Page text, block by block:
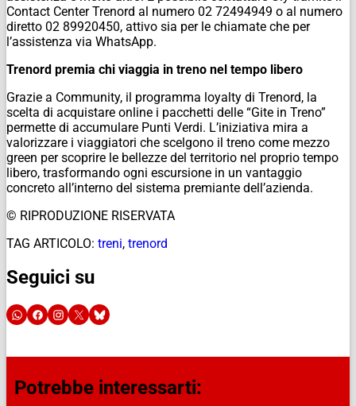
Contact Center Trenord al numero 02 72494949 o al numero
diretto 02 89920450, attivo sia per le chiamate che per
l’assistenza via WhatsApp.
Trenord premia chi viaggia in treno nel tempo libero
Grazie a Community, il programma loyalty di Trenord, la
scelta di acquistare online i pacchetti delle “Gite in Treno”
permette di accumulare Punti Verdi. L’iniziativa mira a
valorizzare i viaggiatori che scelgono il treno come mezzo
green per scoprire le bellezze del territorio nel proprio tempo
libero, trasformando ogni escursione in un vantaggio
concreto all’interno del sistema premiante dell’azienda.
© RIPRODUZIONE RISERVATA
TAG ARTICOLO: treni, trenord
Seguici su
Potrebbe interessarti: